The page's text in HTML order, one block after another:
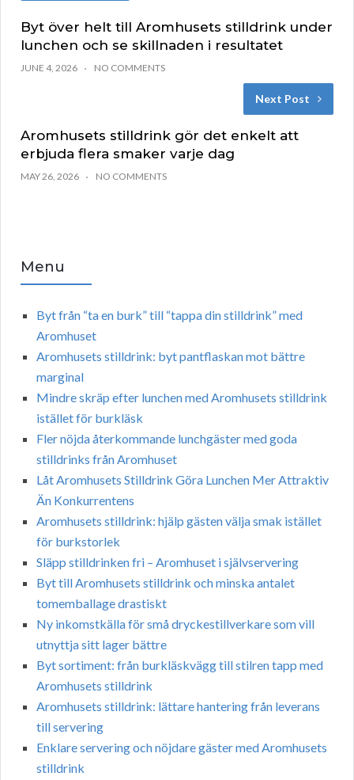
Byt över helt till Aromhusets stilldrink under
lunchen och se skillnaden i resultatet
JUNE 4, 2026 NO COMMENTS
Next Post
Aromhusets stilldrink gör det enkelt att
erbjuda flera smaker varje dag
MAY 26, 2026 NO COMMENTS
Menu
Byt från “ta en burk” till “tappa din stilldrink” med
Aromhuset
Aromhusets stilldrink: byt pantflaskan mot bättre
marginal
Mindre skräp efter lunchen med Aromhusets stilldrink
istället för burkläsk
Fler nöjda återkommande lunchgäster med goda
stilldrinks från Aromhuset
Låt Aromhusets Stilldrink Göra Lunchen Mer Attraktiv
Än Konkurrentens
Aromhusets stilldrink: hjälp gästen välja smak istället
för burkstorlek
Släpp stilldrinken fri – Aromhuset i självservering
Byt till Aromhusets stilldrink och minska antalet
tomemballage drastiskt
Ny inkomstkälla för små dryckestillverkare som vill
utnyttja sitt lager bättre
Byt sortiment: från burkläskvägg till stilren tapp med
Aromhusets stilldrink
Aromhusets stilldrink: lättare hantering från leverans
till servering
Enklare servering och nöjdare gäster med Aromhusets
stilldrink